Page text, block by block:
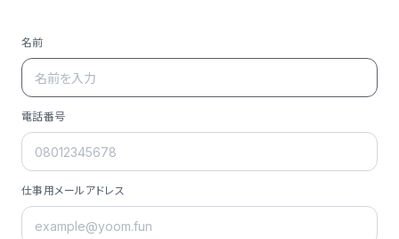
名前
電話番号
仕事用メールアドレス